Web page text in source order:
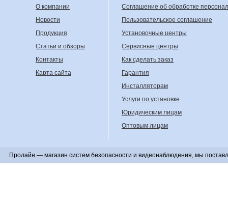
О компании
Новости
Продукция
Статьи и обзоры
Контакты
Карта сайта
Соглашение об обработке
Пользовательское соглашение
Установочные центры
Сервисные центры
Как сделать заказ
Гарантия
Инсталляторам
Услуги по установке
Юридическим лицам
Оптовым лицам
Пролайн — магазин систем безопасности и видеонаблюдения, мы